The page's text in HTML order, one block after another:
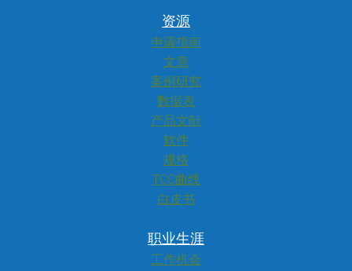
资源
申请指南
文章
案例研究
数据表
产品文献
软件
规格
TCC曲线
白皮书
职业生涯
工作机会